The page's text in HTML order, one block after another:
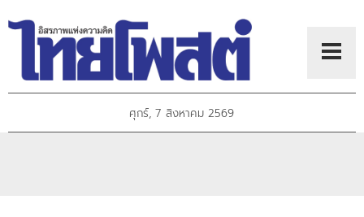
ศุกร์, 7 สิงหาคม 2569